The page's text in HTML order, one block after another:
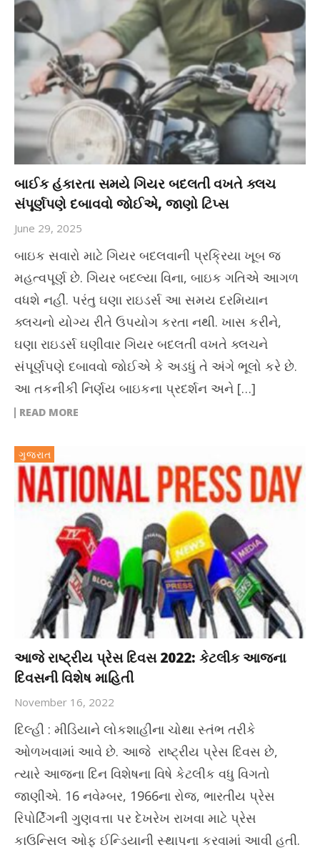
બાઈક હંકારતા સમયે ગિયર બદલતી વખતે ક્લચ
સંપૂર્ણપણે દબાવવો જોઈએ, જાણો ટિપ્સ
June 29, 2025
બાઇક સવારો માટે ગિયર બદલવાની પ્રક્રિયા ખૂબ જ
મહત્વપૂર્ણ છે. ગિયર બદલ્યા વિના, બાઇક ગતિએ આગળ
વધશે નહીં. પરંતુ ઘણા રાઇડર્સ આ સમય દરમિયાન
ક્લચનો યોગ્ય રીતે ઉપયોગ કરતા નથી. ખાસ કરીને,
ઘણા રાઇડર્સ ઘણીવાર ગિયર બદલતી વખતે ક્લચને
સંપૂર્ણપણે દબાવવો જોઈએ કે અડધું તે અંગે ભૂલો કરે છે.
આ તકનીકી નિર્ણય બાઇકના પ્રદર્શન અને […]
READ MORE
ગુજરાત
આજે રાષ્ટ્રીય પ્રેસ દિવસ 2022: કેટલીક આજના
દિવસની વિશેષ માહિતી
November 16, 2022
દિલ્હી : મીડિયાને લોકશાહીના ચોથા સ્તંભ તરીકે
ઓળખવામાં આવે છે. આજે રાષ્ટ્રીય પ્રેસ દિવસ છે,
ત્યારે આજના દિન વિશેષના વિષે કેટલીક વધુ વિગતો
જાણીએ. 16 નવેમ્બર, 1966ના રોજ, ભારતીય પ્રેસ
રિપોર્ટિંગની ગુણવત્તા પર દેખરેખ રાખવા માટે પ્રેસ
કાઉન્સિલ ઓફ ઈન્ડિયાની સ્થાપના કરવામાં આવી હતી.